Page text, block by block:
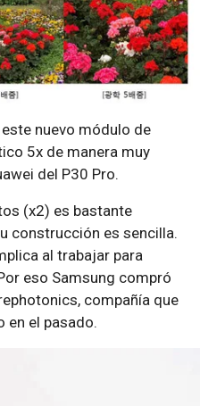
este nuevo módulo de
5x de manera muy
del P30 Pro.
(x2) es bastante
construcción es sencilla.
al trabajar para
eso Samsung compró
compañía que
en el pasado.